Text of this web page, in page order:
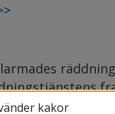
kakor
larmades
inne i ett